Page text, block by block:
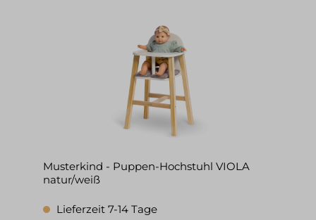
Musterkind - Puppen-Hochstuhl VIOLA
natur/weiß
Lieferzeit 7-14 Tage